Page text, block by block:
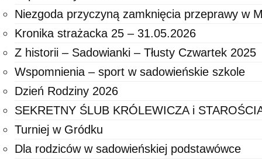
Niezgoda przyczyną zamknięcia przeprawy w
Kronika strażacka 25 – 31.05.2026
Z historii – Sadowianki – Tłusty Czwartek 2025
Wspomnienia – sport w sadowieńskie szkole
Dzień Rodziny 2026
SEKRETNY ŚLUB KRÓLEWICZA i
Turniej w Gródku
Dla rodziców w sadowieńskiej podstawówce